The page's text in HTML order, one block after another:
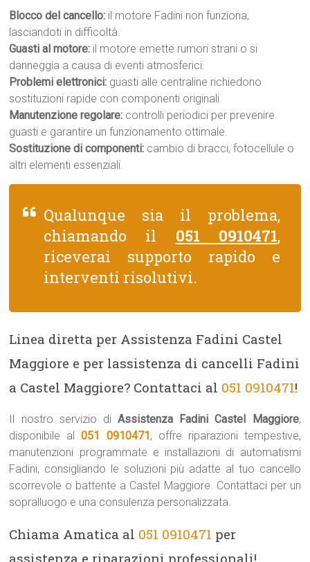
Blocco del cancello: il motore Fadini non funziona,
lasciandoti in difficoltà.
Guasti al motore: il motore emette rumori strani o si
danneggia a causa di eventi atmosferici.
Problemi elettronici: guasti alle centraline richiedono
sostituzioni rapide con componenti originali.
Manutenzione regolare: controlli periodici per prevenire
guasti e garantire un funzionamento ottimale.
Sostituzione di componenti: cambio di bracci, fotocellule o
altri elementi essenziali.
Qualunque sia il problema,
chiamando il 051 0910471,
riceverai supporto rapido e
interventi risolutivi.
Linea diretta per Assistenza Fadini Castel
Maggiore e per lassistenza di cancelli Fadini
a Castel Maggiore? Contattaci al 051 0910471!
Il nostro servizio diAssistenza Fadini Castel Maggiore,
disponibile al051 0910471, offre riparazioni tempestive,
manutenzioni programmate e installazioni di automatismi
Fadini, consigliando le soluzioni più adatte al tuo cancello
scorrevole o battente a Castel Maggiore. Contattaci per un
sopralluogo e una consulenza personalizzata.
Chiama Amatica al 051 0910471 per
assistenza e riparazioni professionali!